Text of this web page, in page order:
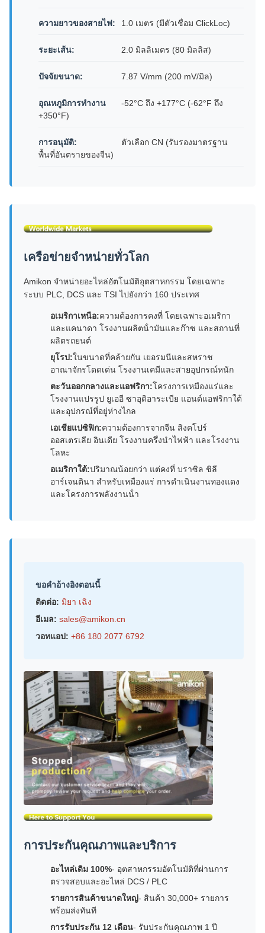
ความยาวของสายไฟ: 1.0 เมตร (มีตัวเชื่อม ClickLoc)
ระยะเส้น: 2.0 มิลลิเมตร (80 มิลลิส)
ปัจจัยขนาด: 7.87 V/mm (200 mV/มิล)
อุณหภูมิการทํางาน
-52°C ถึง +177°C (-62°F ถึง
+350°F)
การอนุมัติ:
ตัวเลือก CN (รับรองมาตรฐาน
พื้นที่อันตรายของจีน)
เครือข่ายจําหน่ายทั่วโลก
Amikon จําหน่ายอะไหล่อัตโนมัติอุตสาหกรรม โดยเฉพาะ
ระบบ PLC, DCS และ TSI ไปยังกว่า 160 ประเทศ
อเมริกาเหนือ:ความต้องการคงที่ โดยเฉพาะอเมริกา
และแคนาดา โรงงานผลิตน้ํามันและก๊าซ และสถานที่
ผลิตรถยนต์
ยุโรป:ในขนาดที่คล้ายกัน เยอรมนีและสหราช
อาณาจักรโดดเด่น โรงงานเคมีและสายอุปกรณ์หนัก
ตะวันออกกลางและแอฟริกา:โครงการเหมืองแร่และ
โรงงานแปรรูป ยูเออี ซาอุดิอาระเบีย แอนด์แอฟริกาใต้
และอุปกรณ์ที่อยู่ห่างไกล
เอเชียแปซิฟิก:ความต้องการจากจีน สิงคโปร์
ออสเตรเลีย อินเดีย โรงงานครึ่งนําไฟฟ้า และโรงงาน
โลหะ
อเมริกาใต้:ปริมาณน้อยกว่า แต่คงที่ บราซิล ชิลี
อาร์เจนตินา สําหรับเหมืองแร่ การดําเนินงานทองแดง
และโครงการพลังงานน้ํา
ขอคําอ้างอิงตอนนี้
ติดต่อ: มิยา เฉิง
อีเมล: sales@amikon.cn
วอทแอป: +86 180 2077 6792
การประกันคุณภาพและบริการ
อะไหล่เดิม 100%- อุตสาหกรรมอัตโนมัติที่ผ่านการ
ตรวจสอบและอะไหล่ DCS / PLC
รายการสินค้าขนาดใหญ่- สินค้า 30,000+ รายการ
พร้อมส่งทันที
การรับประกัน 12 เดือน- รับประกันคุณภาพ 1 ปี